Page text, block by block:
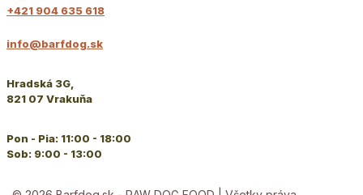
+421 904 635 618
info@barfdog.sk
Hradská 3G,
821 07 Vrakuňa
Pon - Pia: 11:00 - 18:00
Sob: 9:00 - 13:00